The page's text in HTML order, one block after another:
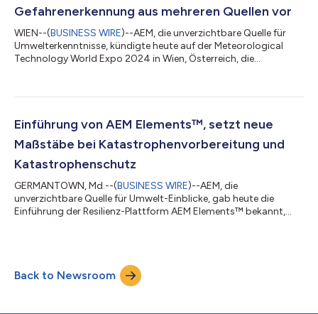
Gefahrenerkennung aus mehreren Quellen vor
WIEN--(BUSINESS WIRE)--AEM, die unverzichtbare Quelle für
Umwelterkenntnisse, kündigte heute auf der Meteorological
Technology World Expo 2024 in Wien, Österreich, die
ist ein Eckpfeiler des Engagements von AEM für eine
Lage versetzt, effektiver zusammenzuarbeiten, um eskalierende
Umweltrisiken zu mindern. Die Mehrfachquellen-Ge...
Einführung von AEM Elements™, setzt neue
Maßstäbe bei Katastrophenvorbereitung und
Katastrophenschutz
GERMANTOWN, Md.--(BUSINESS WIRE)--AEM, die
unverzichtbare Quelle für Umwelt-Einblicke, gab heute die
Einführung der Resilienz-Plattform AEM Elements™ bekannt,
Risikomanagement und die Linderung der Auswirkungen von
Naturkatastrophen benötigen. Diese Einführung umfasst AEM
Elements 360, eine umfassende Anwendung zur Entsch...
Back to Newsroom